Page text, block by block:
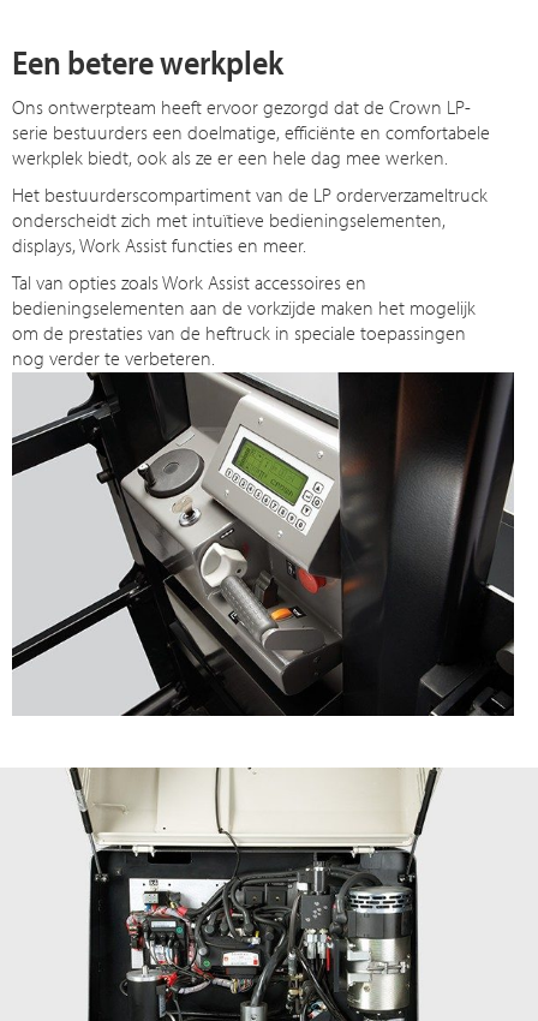
Een betere werkplek
Ons ontwerpteam heeft ervoor gezorgd dat de Crown LP-
serie bestuurders een doelmatige, efficiënte en comfortabele
werkplek biedt, ook als ze er een hele dag mee werken.
Het bestuurderscompartiment van de LP orderverzameltruck
onderscheidt zich met intuïtieve bedieningselementen,
displays, Work Assist functies en meer.
Tal van opties zoals Work Assist accessoires en
bedieningselementen aan de vorkzijde maken het mogelijk
om de prestaties van de heftruck in speciale toepassingen
nog verder te verbeteren.